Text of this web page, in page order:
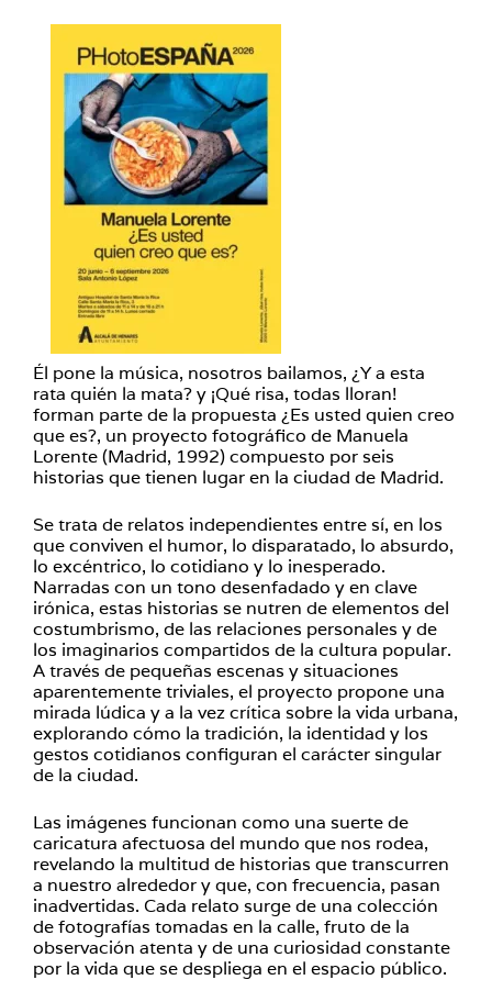
Él pone la música, nosotros bailamos, ¿Y a esta
rata quién la mata? y ¡Qué risa, todas lloran!
forman parte de la propuesta ¿Es usted quien creo
que es?, un proyecto fotográfico de Manuela
Lorente (Madrid, 1992) compuesto por seis
historias que tienen lugar en la ciudad de Madrid.
Se trata de relatos independientes entre sí, en los
que conviven el humor, lo disparatado, lo absurdo,
lo excéntrico, lo cotidiano y lo inesperado.
Narradas con un tono desenfadado y en clave
irónica, estas historias se nutren de elementos del
costumbrismo, de las relaciones personales y de
los imaginarios compartidos de la cultura popular.
A través de pequeñas escenas y situaciones
aparentemente triviales, el proyecto propone una
mirada lúdica y a la vez crítica sobre la vida urbana,
explorando cómo la tradición, la identidad y los
gestos cotidianos configuran el carácter singular
de la ciudad.
Las imágenes funcionan como una suerte de
caricatura afectuosa del mundo que nos rodea,
revelando la multitud de historias que transcurren
a nuestro alrededor y que, con frecuencia, pasan
inadvertidas. Cada relato surge de una colección
de fotografías tomadas en la calle, fruto de la
observación atenta y de una curiosidad constante
por la vida que se despliega en el espacio público.